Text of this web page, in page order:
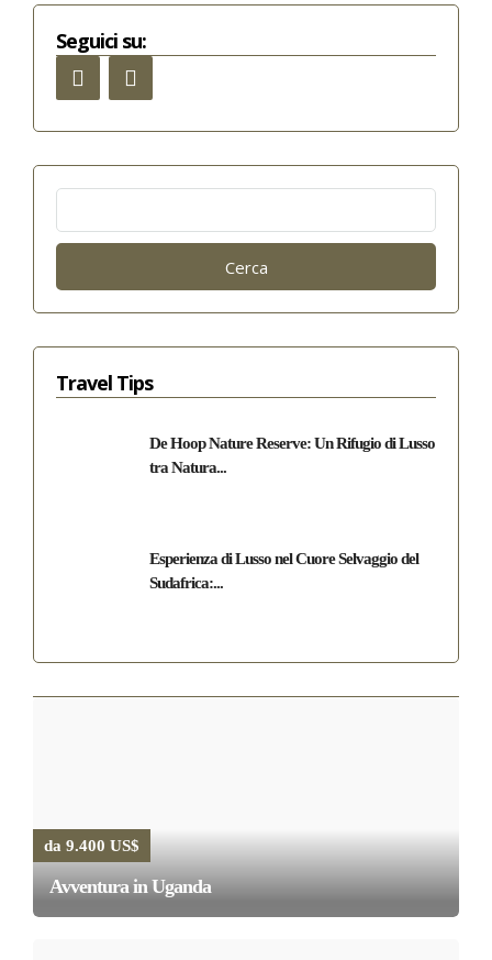
Seguici su:
Travel Tips
De Hoop Nature Reserve: Un Rifugio di Lusso
tra Natura...
Esperienza di Lusso nel Cuore Selvaggio del
Sudafrica:...
da 9.400 US$
Avventura in Uganda